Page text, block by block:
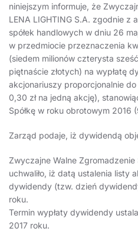
niniejszym informuje, że
LENA LIGHTING S.A. zgodnie z
spółek handlowych w dniu 26
w przedmiocie przeznaczenia
(siedem milionów czterysta
piętnaście złotych) na wypłatę
akcjonariuszy proporcjonalnie
0,30 zł na jedną akcję),
Spółkę w roku obrotowym 2016
Zarząd podaje, iż dywidendą
Zwyczajne Walne Zgromadzenie
uchwaliło, iż datą ustalenia listy
dywidendy (tzw. dzień
roku.
Termin wypłaty dywidendy
2017 roku.